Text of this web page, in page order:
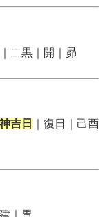
｜二黒｜開｜昴
神吉日
｜復日｜己酉